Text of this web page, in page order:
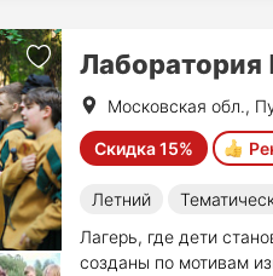
Лаборатория
Московская обл.,
Скидка 15%
Летний
Лагерь, где дети
созданы по мотивам